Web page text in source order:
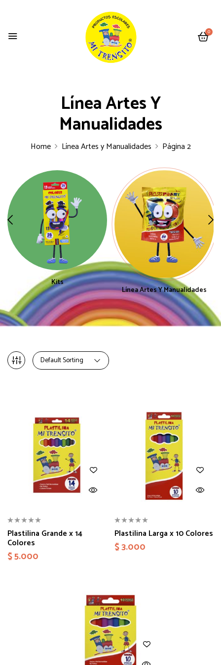
0
Línea Artes Y
Manualidades
Home Línea Artes y Manualidades Página 2
Kits
Línea Artes Y Manualidades
Default Sorting
Plastilina Grande x 14
Colores
$5.000
Plastilina Larga x 10 Colores
$3.000